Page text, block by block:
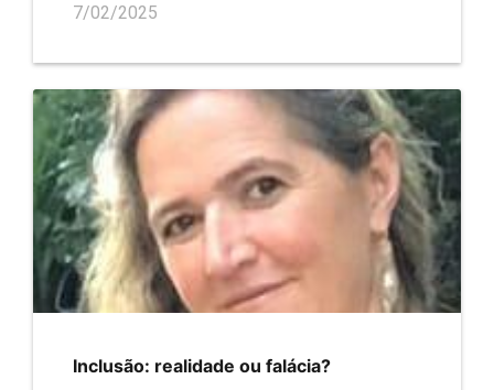
7/02/2025
Inclusão: realidade ou falácia?